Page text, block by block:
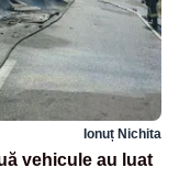
Ionuț Nichita
vehicule au luat